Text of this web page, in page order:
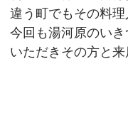
違う町でもその料
今回も湯河原のい
いただきその方と